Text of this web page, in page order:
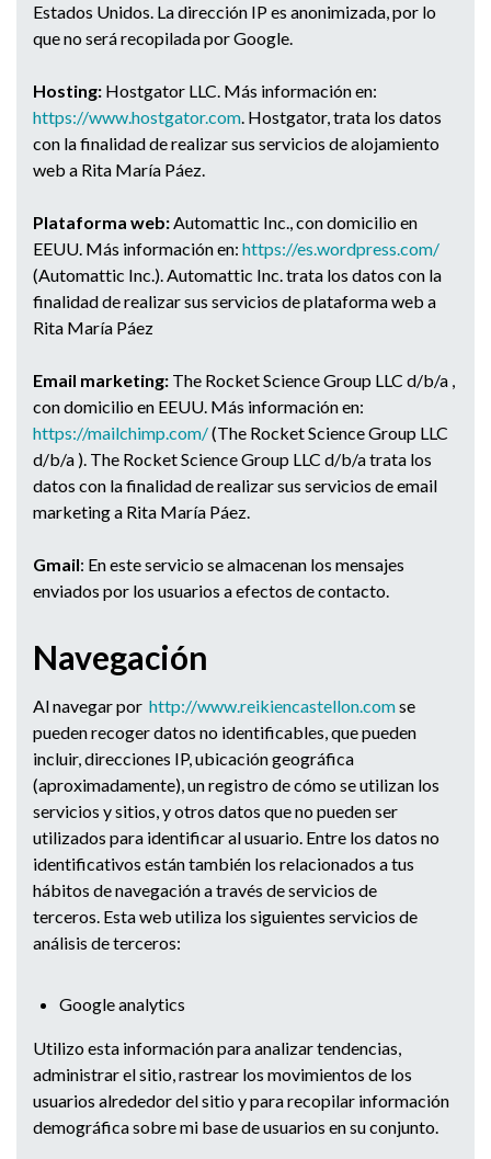
Estados Unidos. La dirección IP es anonimizada, por lo
que no será recopilada por Google.
Hosting: Hostgator LLC. Más información en:
https://www.hostgator.com. Hostgator, trata los datos
con la finalidad de realizar sus servicios de alojamiento
web a Rita María Páez.
Plataforma web:Automattic Inc., con domicilio en
EEUU. Más información en: https://es.wordpress.com/
(Automattic Inc.). Automattic Inc. trata los datos con la
finalidad de realizar sus servicios de plataforma web a
Rita María Páez
Email marketing: The Rocket Science Group LLC d/b/a ,
con domicilio en EEUU. Más información en:
https://mailchimp.com/(The Rocket Science Group LLC
d/b/a ). The Rocket Science Group LLC d/b/a trata los
datos con la finalidad de realizar sus servicios de email
marketing a Rita María Páez.
Gmail: En este servicio se almacenan los mensajes
enviados por los usuarios a efectos de contacto.
Navegación
Al navegar por http://www.reikiencastellon.comse
pueden recoger datos no identificables, que pueden
incluir, direcciones IP, ubicación geográfica
(aproximadamente), un registro de cómo se utilizan los
servicios y sitios, y otros datos que no pueden ser
utilizados para identificar al usuario. Entre los datos no
identificativos están también los relacionados a tus
hábitos de navegación a través de servicios de
terceros. Esta web utiliza los siguientes servicios de
análisis de terceros:
Google analytics
Utilizo esta información para analizar tendencias,
administrar el sitio, rastrear los movimientos de los
usuarios alrededor del sitio y para recopilar información
demográfica sobre mi base de usuarios en su conjunto.